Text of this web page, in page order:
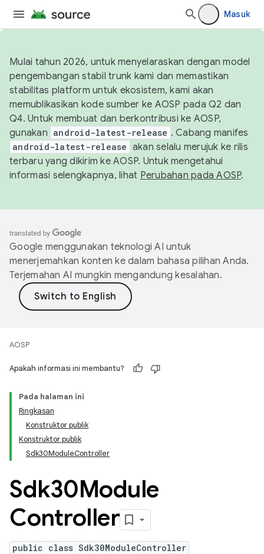
Masuk
Mulai tahun 2026, untuk menyelaraskan dengan model
pengembangan stabil trunk kami dan memastikan
stabilitas platform untuk ekosistem, kami akan
memublikasikan kode sumber ke AOSP pada Q2 dan
Q4. Untuk membuat dan berkontribusi ke AOSP,
gunakan android-latest-release . Cabang manifes
android-latest-release akan selalu merujuk ke rilis
terbaru yang dikirim ke AOSP. Untuk mengetahui
informasi selengkapnya, lihat Perubahan pada AOSP.
Google menggunakan teknologi AI untuk
menerjemahkan konten ke dalam bahasa pilihan Anda.
Terjemahan AI mungkin mengandung kesalahan.
AOSP
Apakah informasi ini membantu?
Pada halaman ini
Ringkasan
Konstruktor publik
Konstruktor publik
Sdk30ModuleController
Sdk30Module
Controller
public class Sdk30ModuleController